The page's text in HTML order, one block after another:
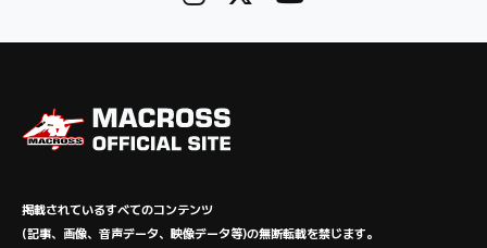
掲載されているすべてのコンテンツ
(記事、画像、音声データ、映像データ等)の無断転載を禁じます。